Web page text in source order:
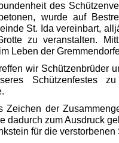
des
wurde auf
St. Ida vereinbart,
zu veranstalten.
Leben der
wir Schützenbrüder
Schützenfestes
Zeichen der
dadurch zum Ausdruck
für die